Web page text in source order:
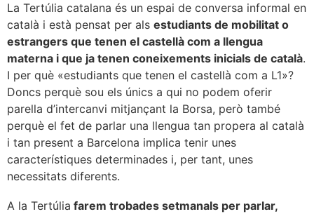
La Tertúlia catalana és un espai de conversa informal en
català i està pensat per als estudiants de mobilitat o
estrangers que tenen el castellà com a llengua
materna i que ja tenen coneixements inicials de català.
I per què «estudiants que tenen el castellà com a L1»?
Doncs perquè sou els únics a qui no podem oferir
parella d’intercanvi mitjançant la Borsa, però també
perquè el fet de parlar una llengua tan propera al català
i tan present a Barcelona implica tenir unes
característiques determinades i, per tant, unes
necessitats diferents.
A la Tertúlia farem trobades setmanals per parlar,